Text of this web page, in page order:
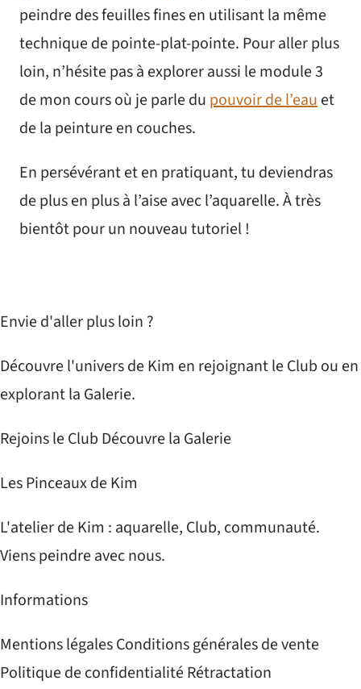
peindre des feuilles fines en utilisant la même
technique de pointe-plat-pointe. Pour aller plus
loin, n’hésite pas à explorer aussi le module 3
de mon cours où je parle du pouvoir de l’eauet
de la peinture en couches.
En persévérant et en pratiquant, tu deviendras
de plus en plus à l’aise avec l’aquarelle. À très
bientôt pour un nouveau tutoriel !
Envie d'aller plus loin ?
Découvre l'univers de Kim en rejoignant le Club ou en
explorant la Galerie.
Rejoins le Club Découvre la Galerie
Les Pinceaux de Kim
L'atelier de Kim : aquarelle, Club, communauté.
Viens peindre avec nous.
Informations
Mentions légalesConditions générales de vente
Politique de confidentialitéRétractation